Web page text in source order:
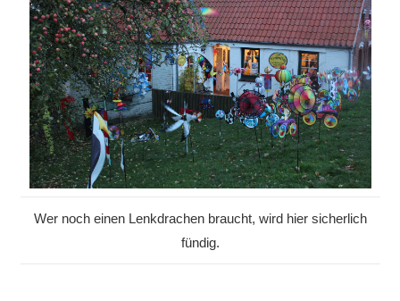
Wer noch einen Lenkdrachen braucht, wird hier sicherlich
fündig.